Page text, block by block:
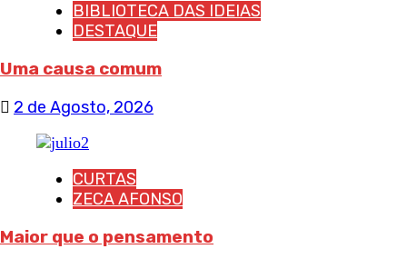
BIBLIOTECA DAS IDEIAS
DESTAQUE
Uma causa comum
2 de Agosto, 2026
CURTAS
ZECA AFONSO
Maior que o pensamento